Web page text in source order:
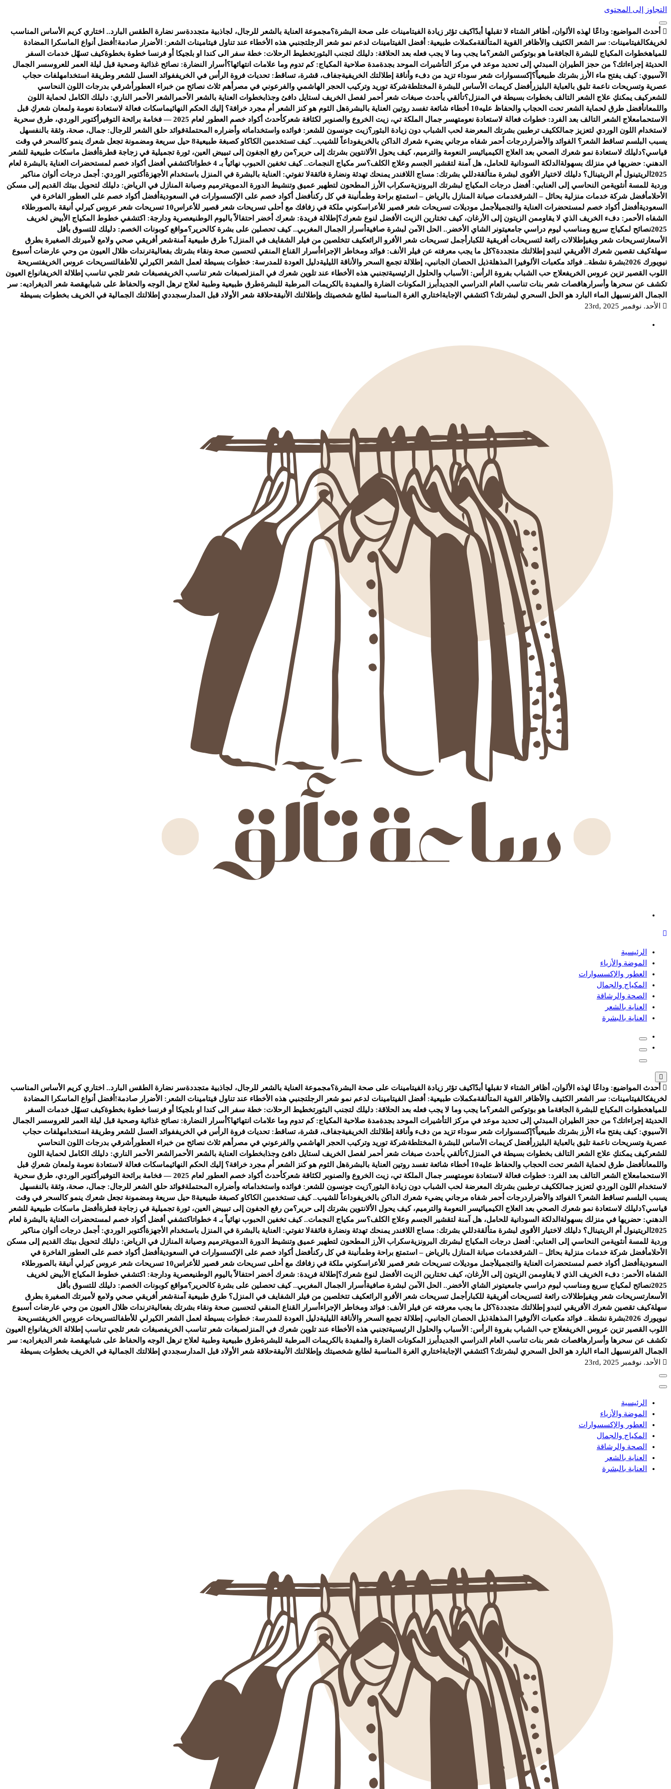
التجاوز إلى المحتوى
أحدث المواضيع: وداعًا لهذه الألوان، أظافر الشتاء لا تقبلها أبدًاكيف تؤثر زيادة الفيتامينات على صحة البشرة؟مجموعة العناية بالشعر للرجال، لجاذبية متجددةسر نضارة الطقس البارد.. اختاري كريم الأساس المناسب
لخريفكالفيتامينات: سر الشعر الكثيف والأظافر القوية المتألقةمكملات طبيعية: أفضل الفيتامينات لدعم نمو شعر الرجلتجنبي هذه الأخطاء عند تناول فيتامينات الشعر: الأضرار صادمة! أفضل أنواع الماسكرا المضادة
للمياهخطوات المكياج للبشرة الجافةما هو بوتوكس الشعر؟ما يجب وما لا يجب فعله بعد الحلاقة: دليلك لتجنب البثورتخطيط الرحلات: خطة سفر الى كندا او بلجيكا أو فرنسا خطوة بخطوةكيف تسهّل خدمات السفر
الحديثة إجراءاتك؟ من حجز الطيران المبدئي إلى تحديد موعد في مركز التأشيرات الموحد بجدةمدة صلاحية المكياج: كم تدوم وما علامات انتهائها؟ أسرار النضارة: نصائح غذائية وصحية قبل ليلة العمر للعروسسر الجمال
الآسيوي: كيف يفتح ماء الأرز بشرتك طبيعياً؟ إكسسوارات شعر سوداء تزيد من دفء وأناقة إطلالتك الخريفيةجفاف، قشرة، تساقط: تحديات فروة الرأس في الخريففوائد العسل للشعر وطريقة استخدامهلفات حجاب
عصرية وتسريحات ناعمة تليق بالعباية البليزر أفضل كريمات الأساس للبشرة المختلطةشركة توريد وتركيب الحجر الهاشمي والفرعوني في مصر أهم ثلاث نصائح من خبراء العطور أشرقي بدرجات اللون النحاسي
للشعركيف يمكنكِ علاج الشعر التالف بخطوات بسيطة في المنزل؟تألقي بأحدث صبغات شعر أحمر لفصل الخريف لستايل دافئ وجذابخطوات العناية بالشعر الأحمر الشعر الأحمر الناري: دليلك الكامل لحماية اللون
واللمعانأفضل طرق لحماية الشعر تحت الحجاب والحفاظ عليه10 أخطاء شائعة تفسد روتين العناية بالبشرة هل الثوم هو كنز الشعر أم مجرد خرافة؟ إليك الحكم النهائيماسكات فعالة لاستعادة نعومة ولمعان شعركِ قبل
الاستحمامعلاج الشعر التالف بعد الفرد: خطوات فعالة لاستعادة نعومتهسر جمال الملكة تي، زيت الخروع والصنوبر لكثافة شعركأحدث أكواد خصم العطور لعام 2025 — فخامة برائحة التوفير
أكتوبر الوردي، طرق سحرية
لاستخدام اللون الوردي لتعزيز جمالككيف ترطبين بشرتك المعرضة لحب الشباب دون زيادة البثور؟زيت جونسون للشعر: فوائده واستخداماته وأضراره المحتملةفوائد حلق الشعر للرجال: جمال، صحة، وثقة بالنفسهل
يسبب البلسم تساقط الشعر؟ الفوائد والأضرار درجات أحمر شفاه مرجاني يضيء شعرك الداكن بالخريفوداعاً للشيب.. كيف تستخدمين الكاكاو كصبغة طبيعية
8 حيل سريعة ومضمونة تجعل شعرك ينمو كالسحر في وقت
قياسي؟دليلك لاستعادة نمو شعرك الصحي بعد العلاج الكيميائيسر النعومة والترميم، كيف يحول الألانتوين بشرتك إلى حرير؟من رفع الجفون إلى تبييض العين، ثورة تجميلية في زجاجة قطرة أفضل ماسكات طبيعية للشعر
الدهني: حضريها في منزلك بسهولة الدلكة السودانية للحامل، هل آمنة لتقشير الجسم وعلاج الكلف؟سر مكياج النجمات.. كيف تخفين الحبوب نهائياً بـ 4 خطوات
اكتشفي أفضل أكواد خصم لمستحضرات العناية بالبشرة لعام
2025 الريتينول أم الريتينال؟ دليلك لاختيار الأقوى لبشرة متألقةدللي بشرتك: مساج اللافندر يمنحك تهدئة ونضارة فائقةلا تفوتي: العناية بالبشرة في المنزل باستخدام الأجهزة أكتوبر الوردي: أجمل درجات ألوان مناكير
وردية للمسة أنثويةمن النحاسي إلى العنابي: أفضل درجات المكياج لبشرتك البرونزيةسكراب الأرز المطحون لتطهير عميق وتنشيط الدورة الدمويةترميم وصيانة المنازل في الرياض: دليلك لتحويل بيتك القديم إلى مسكن
الأحلامأفضل شركة خدمات منزلية بحائل – الشرقخدمات صيانة المنازل بالرياض – استمتع براحة وطمأنينة في كل ركنأفضل أكواد خصم على الإكسسوارات في السعودية أفضل أكواد خصم على العطور الفاخرة في
السعودية أفضل أكواد خصم لمستحضرات العناية والتجميلأجمل موديلات تسريحات شعر قصير للأعراسكوني ملكة في زفافك مع أحلى تسريحات شعر قصير للأعراس10 تسريحات شعر عروس كيرلي أنيقة بالصور
طلاء
الشفاه الأحمر: دفء الخريف الذي لا يقاوممن الزيتون إلى الأرغان، كيف تختارين الزيت الأفضل لنوع شعرك؟ إطلالة فريدة: شعرك أخضر احتفالاً باليوم الوطنيعصرية ودارجة: اكتشفي خطوط المكياج الأبيض لخريف
2025نصائح لمكياج سريع ومناسب ليوم دراسي جامعيتونر الشاي الأخضر.. الحل الآمن لبشرة صافية أسرار الجمال المغربي.. كيف تحصلين على بشرة كالحرير؟مواقع كوبونات الخصم: دليلك للتسوق بأقل
الأسعارتسريحات شعر ويفيإطلالات رائعة لتسريحات أفريقية للكبار أجمل تسريحات شعر الأفرو الرائعكيف تتخلصين من فيلر الشفايف في المنزل؟ طرق طبيعية آمنةشعر أفريقي صحي ولامع لأميرتك الصغيرة بطرق
سهلةكيف تقصين شعرك الأفريقي لتبدو إطلالتك متجددة؟كل ما يجب معرفته عن فيلر الأنف: فوائد ومخاطر الإجراء أسرار القناع المنقي لتحسين صحة ونقاء بشرتك بفعاليةترندات ظلال العيون من وحي عارضات أسبوع
نيويورك 2026
بشرة نشطة.. فوائد مكعبات الألوفيرا المذهلةذيل الحصان الجانبي، إطلالة تجمع السحر والأناقة الليليةدليل العودة للمدرسة: خطوات بسيطة لعمل الشعر الكيرلي للأطفالتسريحات عروس الخريفتسريحة
اللوب القصير تزين عروس الخريفعلاج حب الشباب بفروة الرأس: الأسباب والحلول الرئيسيةتجنبي هذه الأخطاء عند تلوين شعرك في المنزلصبغات شعر تناسب الخريفصبغات شعر ثلجي تناسب إطلالة الخريفانواع العيون
تكشف عن سحرها وأسرارهاقصات شعر بنات تناسب العام الدراسي الجديد أبرز المكونات الضارة والمفيدة بالكريمات المرطبة للبشرةطرق طبيعية وطبية لعلاج ترهل الوجه والحفاظ على شبابهقصة شعر الديغراديه: سر
الجمال الفرنسيهل الماء البارد هو الحل السحري لبشرتك؟ اكتشفي الإجابة اختاري الغرة المناسبة لطابع شخصيتك وإطلالتك الأنيقةحلاقة شعر الأولاد قبل المدارسجددي إطلالتك الجمالية في الخريف بخطوات بسيطة
الأحد. نوفمبر 23rd, 2025
دليلك للموضة، الجمال، والعناية بالبشرة والشعر
الرئيسية
الموضة والأزياء
العطور والإكسسوارات
المكياج والجمال
الصحة والرشاقة
العناية بالشعر
العناية بالبشرة
أحدث المواضيع: وداعًا لهذه الألوان، أظافر الشتاء لا تقبلها أبدًاكيف تؤثر زيادة الفيتامينات على صحة البشرة؟مجموعة العناية بالشعر للرجال، لجاذبية متجددةسر نضارة الطقس البارد.. اختاري كريم الأساس المناسب
لخريفكالفيتامينات: سر الشعر الكثيف والأظافر القوية المتألقةمكملات طبيعية: أفضل الفيتامينات لدعم نمو شعر الرجلتجنبي هذه الأخطاء عند تناول فيتامينات الشعر: الأضرار صادمة! أفضل أنواع الماسكرا المضادة
للمياهخطوات المكياج للبشرة الجافةما هو بوتوكس الشعر؟ما يجب وما لا يجب فعله بعد الحلاقة: دليلك لتجنب البثورتخطيط الرحلات: خطة سفر الى كندا او بلجيكا أو فرنسا خطوة بخطوةكيف تسهّل خدمات السفر
الحديثة إجراءاتك؟ من حجز الطيران المبدئي إلى تحديد موعد في مركز التأشيرات الموحد بجدةمدة صلاحية المكياج: كم تدوم وما علامات انتهائها؟ أسرار النضارة: نصائح غذائية وصحية قبل ليلة العمر للعروسسر الجمال
الآسيوي: كيف يفتح ماء الأرز بشرتك طبيعياً؟ إكسسوارات شعر سوداء تزيد من دفء وأناقة إطلالتك الخريفيةجفاف، قشرة، تساقط: تحديات فروة الرأس في الخريففوائد العسل للشعر وطريقة استخدامهلفات حجاب
عصرية وتسريحات ناعمة تليق بالعباية البليزر أفضل كريمات الأساس للبشرة المختلطةشركة توريد وتركيب الحجر الهاشمي والفرعوني في مصر أهم ثلاث نصائح من خبراء العطور أشرقي بدرجات اللون النحاسي
للشعركيف يمكنكِ علاج الشعر التالف بخطوات بسيطة في المنزل؟تألقي بأحدث صبغات شعر أحمر لفصل الخريف لستايل دافئ وجذابخطوات العناية بالشعر الأحمر الشعر الأحمر الناري: دليلك الكامل لحماية اللون
واللمعانأفضل طرق لحماية الشعر تحت الحجاب والحفاظ عليه10 أخطاء شائعة تفسد روتين العناية بالبشرة هل الثوم هو كنز الشعر أم مجرد خرافة؟ إليك الحكم النهائيماسكات فعالة لاستعادة نعومة ولمعان شعركِ قبل
الاستحمامعلاج الشعر التالف بعد الفرد: خطوات فعالة لاستعادة نعومتهسر جمال الملكة تي، زيت الخروع والصنوبر لكثافة شعركأحدث أكواد خصم العطور لعام 2025 — فخامة برائحة التوفير
أكتوبر الوردي، طرق سحرية
لاستخدام اللون الوردي لتعزيز جمالككيف ترطبين بشرتك المعرضة لحب الشباب دون زيادة البثور؟زيت جونسون للشعر: فوائده واستخداماته وأضراره المحتملةفوائد حلق الشعر للرجال: جمال، صحة، وثقة بالنفسهل
يسبب البلسم تساقط الشعر؟ الفوائد والأضرار درجات أحمر شفاه مرجاني يضيء شعرك الداكن بالخريفوداعاً للشيب.. كيف تستخدمين الكاكاو كصبغة طبيعية
8 حيل سريعة ومضمونة تجعل شعرك ينمو كالسحر في وقت
قياسي؟دليلك لاستعادة نمو شعرك الصحي بعد العلاج الكيميائيسر النعومة والترميم، كيف يحول الألانتوين بشرتك إلى حرير؟من رفع الجفون إلى تبييض العين، ثورة تجميلية في زجاجة قطرة أفضل ماسكات طبيعية للشعر
الدهني: حضريها في منزلك بسهولة الدلكة السودانية للحامل، هل آمنة لتقشير الجسم وعلاج الكلف؟سر مكياج النجمات.. كيف تخفين الحبوب نهائياً بـ 4 خطوات
اكتشفي أفضل أكواد خصم لمستحضرات العناية بالبشرة لعام
2025 الريتينول أم الريتينال؟ دليلك لاختيار الأقوى لبشرة متألقةدللي بشرتك: مساج اللافندر يمنحك تهدئة ونضارة فائقةلا تفوتي: العناية بالبشرة في المنزل باستخدام الأجهزة أكتوبر الوردي: أجمل درجات ألوان مناكير
وردية للمسة أنثويةمن النحاسي إلى العنابي: أفضل درجات المكياج لبشرتك البرونزيةسكراب الأرز المطحون لتطهير عميق وتنشيط الدورة الدمويةترميم وصيانة المنازل في الرياض: دليلك لتحويل بيتك القديم إلى مسكن
الأحلامأفضل شركة خدمات منزلية بحائل – الشرقخدمات صيانة المنازل بالرياض – استمتع براحة وطمأنينة في كل ركنأفضل أكواد خصم على الإكسسوارات في السعودية أفضل أكواد خصم على العطور الفاخرة في
السعودية أفضل أكواد خصم لمستحضرات العناية والتجميلأجمل موديلات تسريحات شعر قصير للأعراسكوني ملكة في زفافك مع أحلى تسريحات شعر قصير للأعراس10 تسريحات شعر عروس كيرلي أنيقة بالصور
طلاء
الشفاه الأحمر: دفء الخريف الذي لا يقاوممن الزيتون إلى الأرغان، كيف تختارين الزيت الأفضل لنوع شعرك؟ إطلالة فريدة: شعرك أخضر احتفالاً باليوم الوطنيعصرية ودارجة: اكتشفي خطوط المكياج الأبيض لخريف
2025نصائح لمكياج سريع ومناسب ليوم دراسي جامعيتونر الشاي الأخضر.. الحل الآمن لبشرة صافية أسرار الجمال المغربي.. كيف تحصلين على بشرة كالحرير؟مواقع كوبونات الخصم: دليلك للتسوق بأقل
الأسعارتسريحات شعر ويفيإطلالات رائعة لتسريحات أفريقية للكبار أجمل تسريحات شعر الأفرو الرائعكيف تتخلصين من فيلر الشفايف في المنزل؟ طرق طبيعية آمنةشعر أفريقي صحي ولامع لأميرتك الصغيرة بطرق
سهلةكيف تقصين شعرك الأفريقي لتبدو إطلالتك متجددة؟كل ما يجب معرفته عن فيلر الأنف: فوائد ومخاطر الإجراء أسرار القناع المنقي لتحسين صحة ونقاء بشرتك بفعاليةترندات ظلال العيون من وحي عارضات أسبوع
نيويورك 2026
بشرة نشطة.. فوائد مكعبات الألوفيرا المذهلةذيل الحصان الجانبي، إطلالة تجمع السحر والأناقة الليليةدليل العودة للمدرسة: خطوات بسيطة لعمل الشعر الكيرلي للأطفالتسريحات عروس الخريفتسريحة
اللوب القصير تزين عروس الخريفعلاج حب الشباب بفروة الرأس: الأسباب والحلول الرئيسيةتجنبي هذه الأخطاء عند تلوين شعرك في المنزلصبغات شعر تناسب الخريفصبغات شعر ثلجي تناسب إطلالة الخريفانواع العيون
تكشف عن سحرها وأسرارهاقصات شعر بنات تناسب العام الدراسي الجديد أبرز المكونات الضارة والمفيدة بالكريمات المرطبة للبشرةطرق طبيعية وطبية لعلاج ترهل الوجه والحفاظ على شبابهقصة شعر الديغراديه: سر
الجمال الفرنسيهل الماء البارد هو الحل السحري لبشرتك؟ اكتشفي الإجابة اختاري الغرة المناسبة لطابع شخصيتك وإطلالتك الأنيقةحلاقة شعر الأولاد قبل المدارسجددي إطلالتك الجمالية في الخريف بخطوات بسيطة
الأحد. نوفمبر 23rd, 2025
الرئيسية
الموضة والأزياء
العطور والإكسسوارات
المكياج والجمال
الصحة والرشاقة
العناية بالشعر
العناية بالبشرة